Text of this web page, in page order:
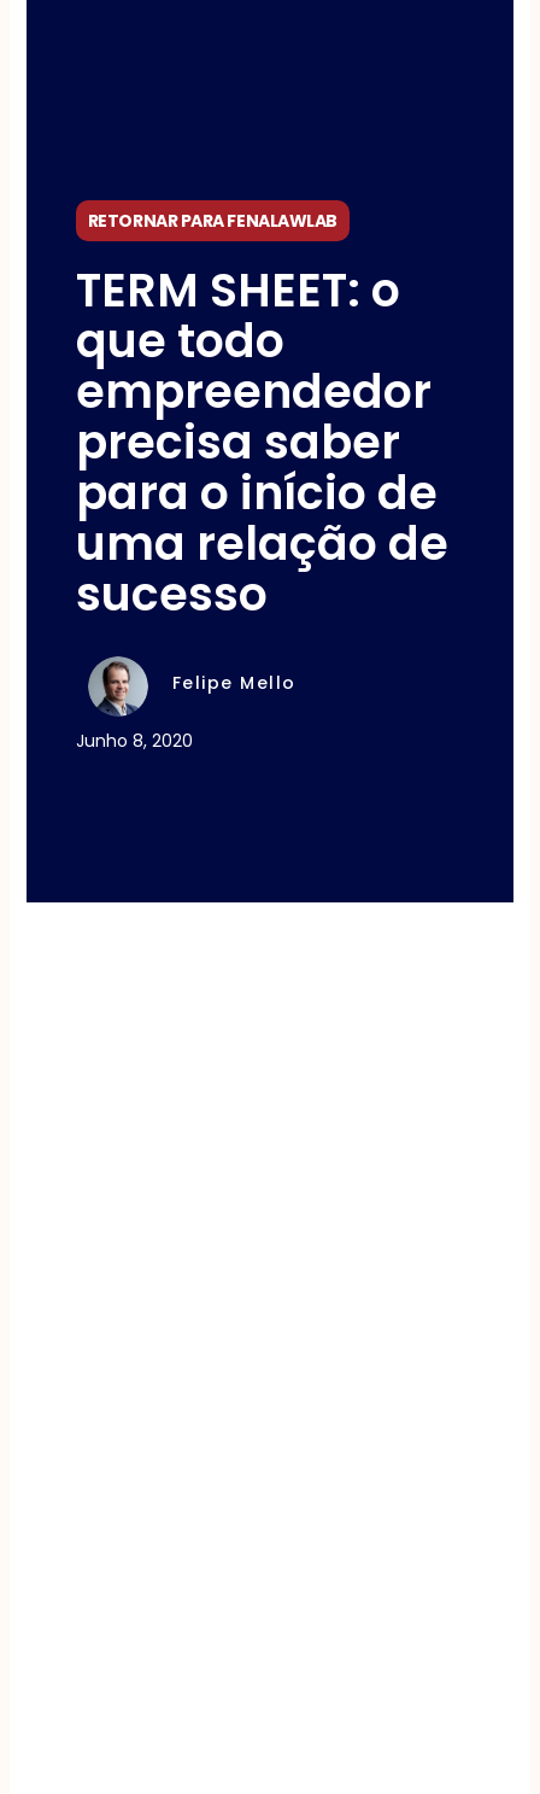
RETORNAR PARA FENALAWLAB
TERM SHEET: o
que todo
empreendedor
precisa saber
para o início de
uma relação de
sucesso
Felipe Mello
Junho 8, 2020